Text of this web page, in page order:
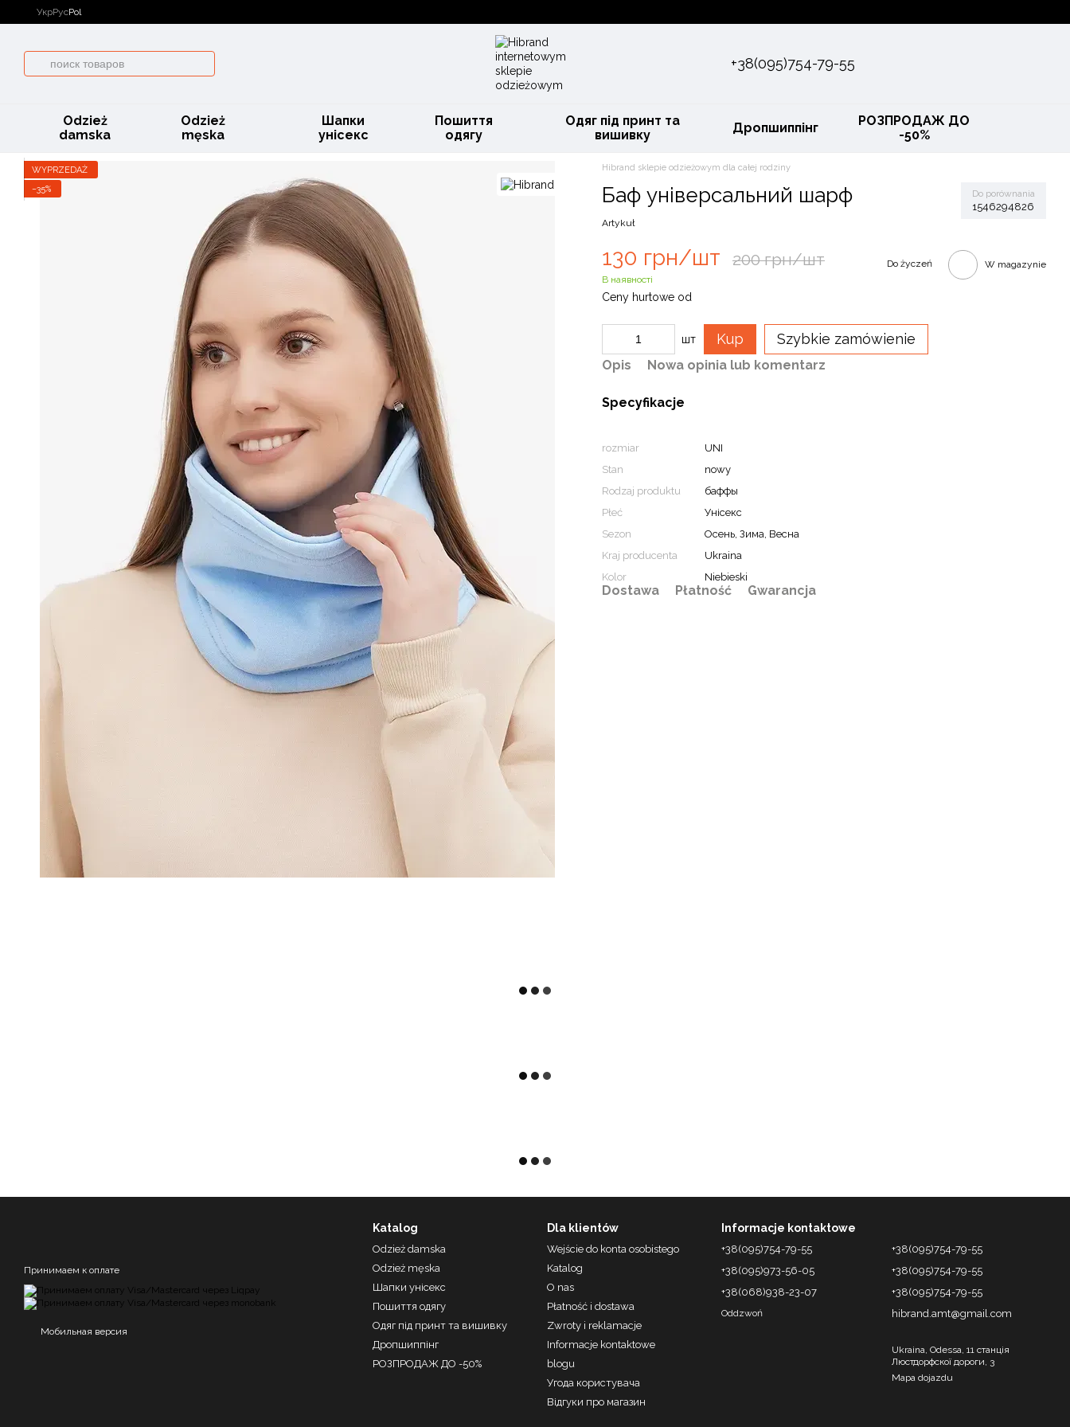
Przejdź do głównej treści
УкрРусPol
+38(095)754-79-55
Odzież
damska
Odzież
męska
Шапки
унісекс
Пошиття
одягу
Одяг під принт та
вишивку
Дропшиппінг
РОЗПРОДАЖ ДО
-50%
WYPRZEDAŻ
−35%
Hibrand sklepie odzieżowym dla całej rodziny
Баф універсальний шарф Do porównania
1546294826
Artykuł
130 грн/шт 200 грн/шт
В наявності
Do życzeń W magazynie
Ceny hurtowe od
шт Kup Szybkie zamówienie
Opis Nowa opinia lub komentarz
Specyfikacje
rozmiar
UNI
Stan
nowy
Rodzaj produktu
баффы
Płeć
Унісекс
Sezon
Осень, Зима, Весна
Kraj producenta
Ukraina
Kolor
Niebieski
Dostawa Płatność Gwarancja
Принимаем к оплате
Мобильная версия
Katalog
Odzież damska
Odzież męska
Шапки унісекс
Пошиття одягу
Одяг під принт та вишивку
Дропшиппінг
РОЗПРОДАЖ ДО -50%
Dla klientów
Wejście do konta osobistego
Katalog
О nas
Płatność i dostawa
Zwroty i reklamacje
Informacje kontaktowe
blogu
Угода користувача
Відгуки про магазин
Informacje kontaktowe
+38(095)754-79-55
+38(095)973-56-05
+38(068)938-23-07
Oddzwoń
+38(095)754-79-55
+38(095)754-79-55
+38(095)754-79-55
hibrand.amt@gmail.com
Ukraina, Odessa, 11 станція
Люстдорфскої дороги, 3
Mapa dojazdu